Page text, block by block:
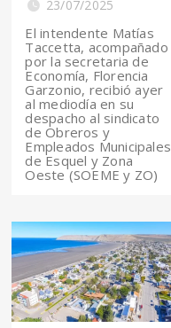
23/07/2025
El intendente Matías
Taccetta, acompañado
por la secretaria de
Economía, Florencia
Garzonio, recibió ayer
al mediodía en su
despacho al sindicato
de Obreros y
Empleados Municipales
de Esquel y Zona
Oeste (SOEME y ZO)